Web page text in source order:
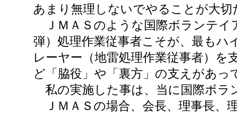
あまり無理しないでやることが大切
ＪＭＡＳのような国際ボランテイ
弾）処理作業従事者こそが、最も
レーヤー（地雷処理作業従事者）を
ど「脇役」や「裏方」の支えがあっ
私の実施した事は、当に国際ボラ
ＪＭＡＳの場合、会長、理事長、